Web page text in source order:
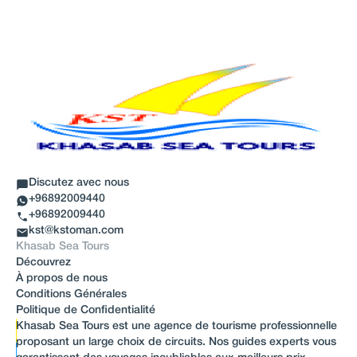
Discutez avec nous
+96892009440
+96892009440
kst@kstoman.com
Khasab Sea Tours
Découvrez
À propos de nous
Conditions Générales
Politique de Confidentialité
Khasab Sea Tours est une agence de tourisme professionnelle
proposant un large choix de circuits. Nos guides experts vous